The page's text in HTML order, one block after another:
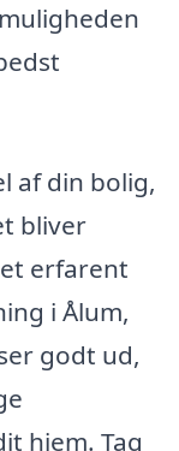
af din bolig,
bliver
erfarent
i Ålum,
godt ud,
hjem. Tag